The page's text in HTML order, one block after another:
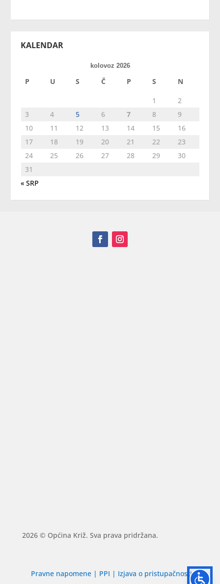
KALENDAR
kolovoz 2026
P U S Č P S N
1
2
3
4 5 6 7 8
9
10
11 12 13 14 15
16
17
18 19 20 21 22
23
24
25 26 27 28 29
30
31
« SRP
2026 © Općina Križ. Sva prava pridržana.
Pravne napomene | PPI | Izjava o pristupačnosti|